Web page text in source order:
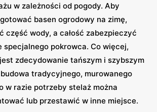
w zależności od pogody. Aby
basen ogrodowy na zimę,
część wody, a całość zabezpieczyć
specjalnego pokrowca. Co więcej,
jest zdecydowanie tańszym i szybszym
tradycyjnego, murowanego
w razie potrzeby stelaż można
lub przestawić w inne miejsce.